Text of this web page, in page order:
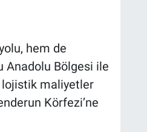
hem de
Anadolu Bölgesi ile
lojistik maliyetler
Körfezi’ne